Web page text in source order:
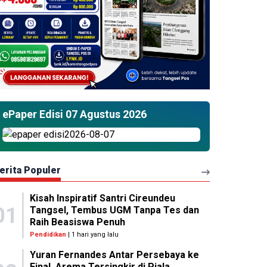
ePaper Edisi 07 Agustus 2026
Populer
Kisah Inspiratif Santri Cireundeu
Tangsel, Tembus UGM Tanpa Tes dan
Raih Beasiswa Penuh
Pendidikan | 1 hari yang lalu
Yuran Fernandes Antar Persebaya ke